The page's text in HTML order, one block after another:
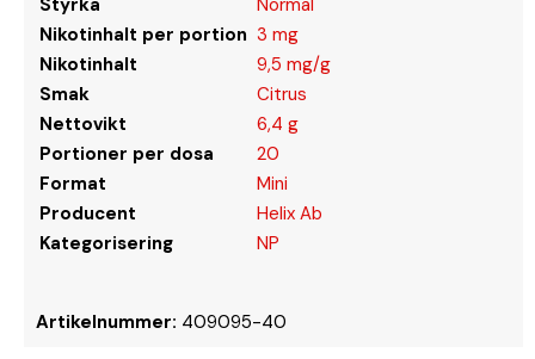
Styrka
Normal
Nikotinhalt per portion 3 mg
Nikotinhalt
9,5 mg/g
Smak
Citrus
Nettovikt
6,4 g
Portioner per dosa
20
Format
Mini
Producent
Helix Ab
Kategorisering
NP
Artikelnummer: 409095-40